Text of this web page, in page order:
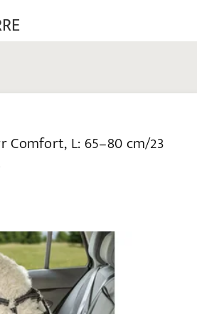
Comfort, L: 65–80 cm/23